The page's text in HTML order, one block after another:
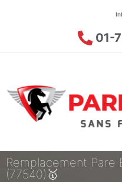
01-
Remplacement Pare
(77540)🥇